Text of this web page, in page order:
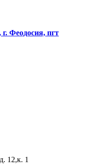
Феодосия, пгт
12,к. 1